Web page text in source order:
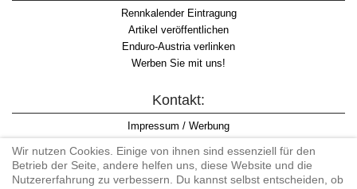
Rennkalender Eintragung
Artikel veröffentlichen
Enduro-Austria verlinken
Werben Sie mit uns!
Kontakt:
Impressum / Werbung
Informationspflicht WKO
AGB
Wir nutzen Cookies. Einige von ihnen sind essenziell für den
Betrieb der Seite, andere helfen uns, diese Website und die
Nutzererfahrung zu verbessern. Du kannst selbst entscheiden, ob